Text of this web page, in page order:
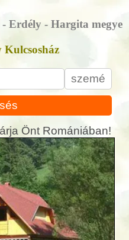
Erdély - Hargita megye
Önt Romániában!